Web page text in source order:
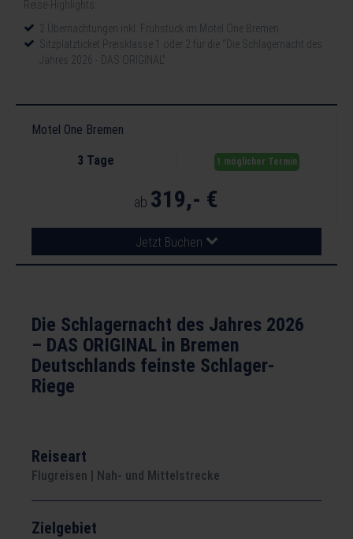
Reise-Highlights:
2 Übernachtungen inkl. Frühstück im Motel One Bremen
Sitzplatzticket Preisklasse 1 oder 2 für die “Die Schlagernacht des
Jahres 2026 - DAS ORIGINAL”
Motel One Bremen
3 Tage 1 möglicher Termin
ab 319,- €
Jetzt Buchen
Die Schlagernacht des Jahres 2026
– DAS ORIGINAL in Bremen
Deutschlands feinste Schlager-
Riege
Reiseart
Flugreisen | Nah- und Mittelstrecke
Zielgebiet